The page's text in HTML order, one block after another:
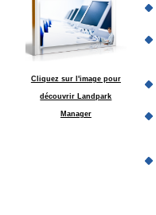
Cliquez sur l'image pour
découvrir Landpark
Manager